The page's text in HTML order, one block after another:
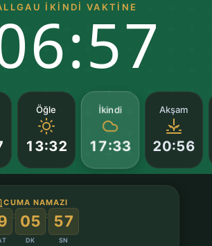
İKINDI VAKTINE
Öğle
13:32
İkindi
17:33
Akşam
20:56
CUMA NAMAZI
: 05
DK
: 56
SN